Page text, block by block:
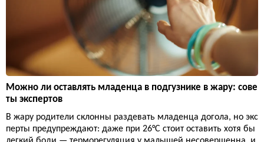
Можно ли оставлять младенца в подгузнике в жару: сове
ты экспертов
В жару родители склонны раздевать младенца догола, но экс
перты предупреждают: даже при 26°C стоит оставить хотя бы